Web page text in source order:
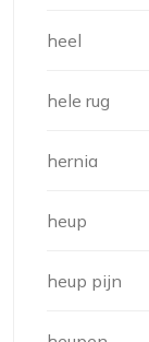
heel
hele rug
hernia
heup
heup pijn